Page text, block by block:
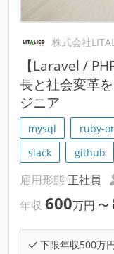
株式会社
【Laravel /
長と社会変革
ジニア
mysql ruby-
slack
github
雇用形態 正社員
年収 600万円 〜
下限年収500万